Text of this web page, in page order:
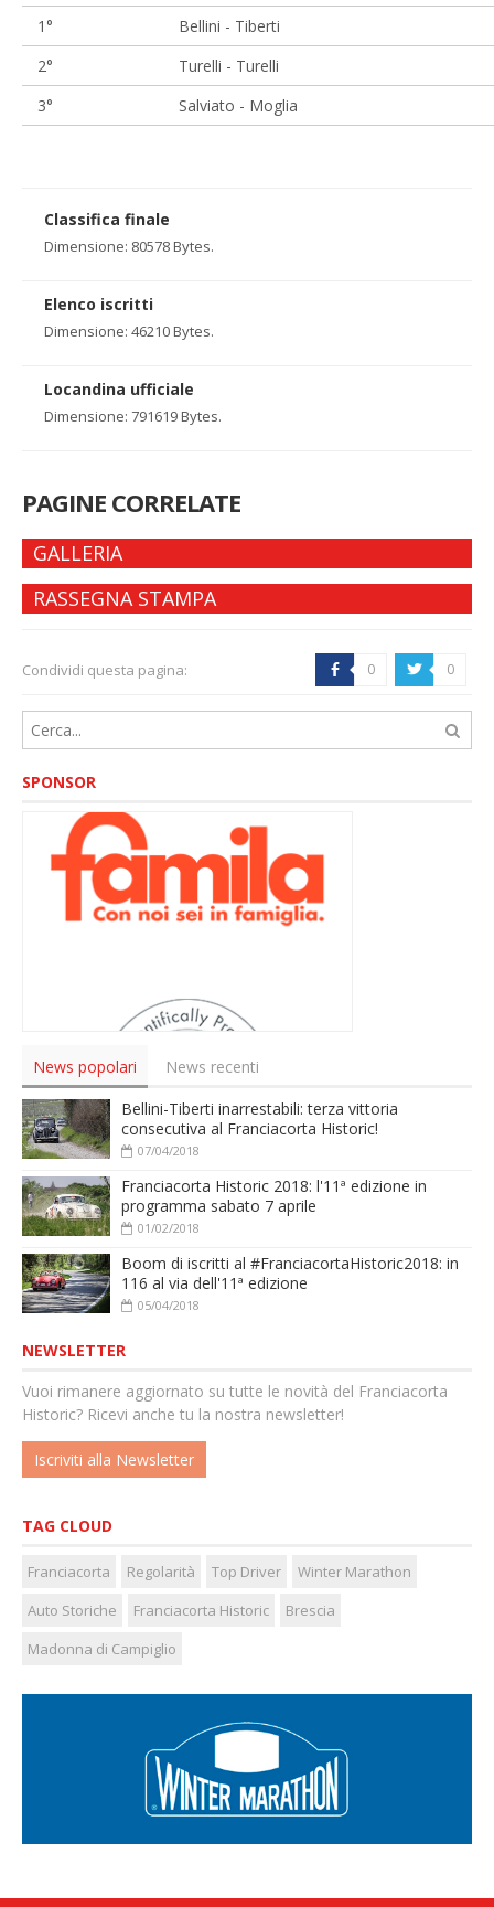
1°
Bellini - Tiberti
2°
Turelli - Turelli
3°
Salviato - Moglia
Classifica finale
Dimensione: 80578 Bytes.
Elenco iscritti
Dimensione: 46210 Bytes.
Locandina ufficiale
Dimensione: 791619 Bytes.
PAGINE CORRELATE
GALLERIA
RASSEGNA STAMPA
Condividi questa pagina: b 0 a 0
SPONSOR
News popolari
News recenti
Bellini-Tiberti inarrestabili: terza vittoria
consecutiva al Franciacorta Historic!
07/04/2018
Franciacorta Historic 2018: l'11ª edizione in
programma sabato 7 aprile
01/02/2018
Boom di iscritti al #FranciacortaHistoric2018: in
116 al via dell'11ª edizione
05/04/2018
NEWSLETTER
Vuoi rimanere aggiornato su tutte le novità del Franciacorta
Historic? Ricevi anche tu la nostra newsletter!
Iscriviti alla Newsletter
TAG CLOUD
Franciacorta Regolarità Top Driver
Winter Marathon
Auto Storiche
Franciacorta Historic
Brescia
Madonna di Campiglio